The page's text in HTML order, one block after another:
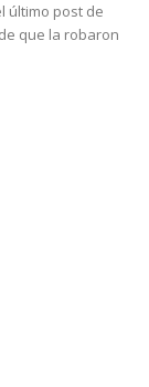
último post de
que la robaron